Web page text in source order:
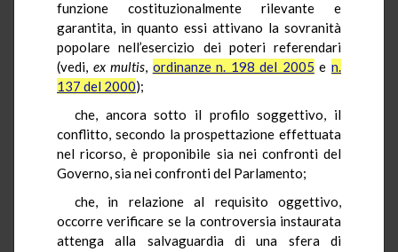
funzione costituzionalmente rilevante e
garantita, in quanto essi attivano la sovranità
popolare nell’esercizio dei poteri referendari
(vedi, ex multis, ordinanze n. 198 del 2005 en.
137 del 2000);
che, ancora sotto il profilo soggettivo, il
conflitto, secondo la prospettazione effettuata
nel ricorso, è proponibile sia nei confronti del
Governo, sia nei confronti del Parlamento;
che, in relazione al requisito oggettivo,
occorre verificare se la controversia instaurata
attenga alla salvaguardia di una sfera di